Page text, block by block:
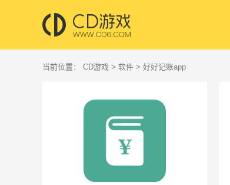
当前位置： CD游戏 > 软件 > 好好记账app